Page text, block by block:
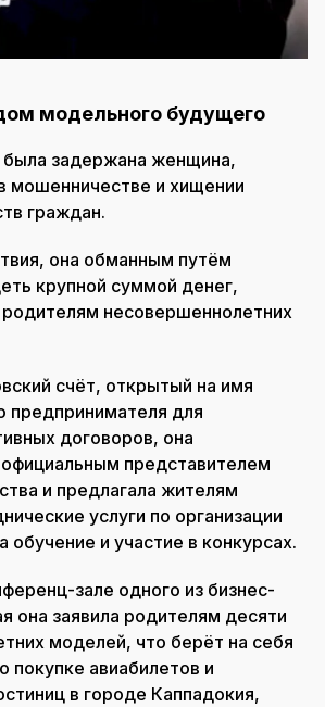
модельного будущего
задержана женщина,
мошенничестве и хищении
граждан.
она обманным путём
крупной суммой денег,
несовершеннолетних
счёт, открытый на имя
предпринимателя для
договоров, она
представителем
и предлагала жителям
услуги по организации
обучение и участие в конкурсах.
зале одного из бизнес-
она заявила родителям десяти
моделей, что берёт на себя
покупке авиабилетов и
в городе Каппадокия,